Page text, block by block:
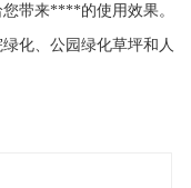
带来****的使用效果。
化、公园绿化草坪和人